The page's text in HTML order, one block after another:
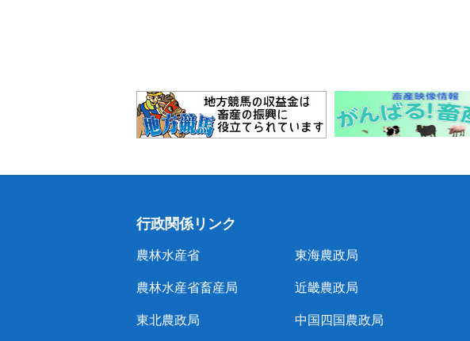
行政関係リンク
農林水産省
農林水産省畜産局
東北農政局
東海農政局
近畿農政局
中国四国農政局